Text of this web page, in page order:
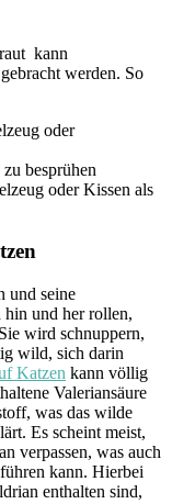
kann
werden. So
oder
besprühen
oder Kissen als
und seine
hin und her rollen,
wird schnuppern,
wild, sich darin
Katzen kann völlig
Valeriansäure
was das wilde
Es scheint meist,
verpassen, was auch
kann. Hierbei
enthalten sind,